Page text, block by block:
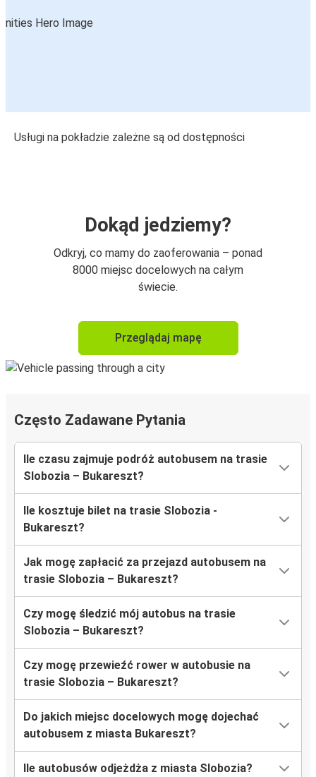
Usługi na pokładzie zależne są od dostępności
Dokąd jedziemy?
Odkryj, co mamy do zaoferowania – ponad
8000 miejsc docelowych na całym
świecie.
Przeglądaj mapę
Często Zadawane Pytania
Ile czasu zajmuje podróż autobusem na trasie
Slobozia – Bukareszt?
Ile kosztuje bilet na trasie Slobozia -
Bukareszt?
Jak mogę zapłacić za przejazd autobusem na
trasie Slobozia – Bukareszt?
Czy mogę śledzić mój autobus na trasie
Slobozia – Bukareszt?
Czy mogę przewieźć rower w autobusie na
trasie Slobozia – Bukareszt?
Do jakich miejsc docelowych mogę dojechać
autobusem z miasta Bukareszt?
Ile autobusów odjeżdża z miasta Slobozia?